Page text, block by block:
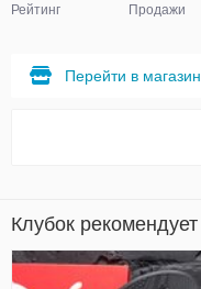
Рейтинг Продажи
Перейти в магазин
Клубок рекомендует